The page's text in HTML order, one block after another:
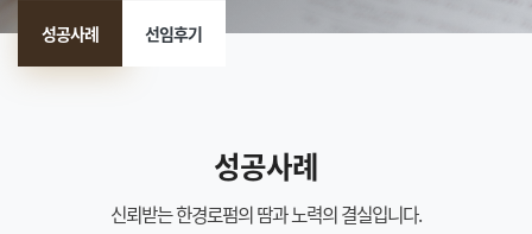
성공사례 선임후기
성공사례
신뢰받는 한경로펌의 땀과 노력의 결실입니다.